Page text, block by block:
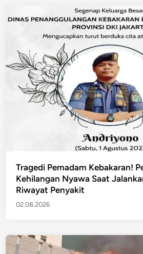
Tragedi Pemadam Kebakaran!
Kehilangan Nyawa Saat
Riwayat Penyakit
02.08.2026